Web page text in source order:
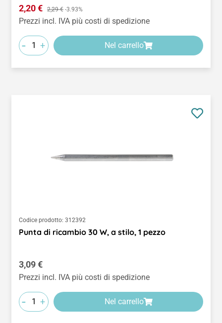
Prezzo di vendita:
2,20 € Prezzo normale:
2,29 € -3.93%
Prezzi incl. IVA più costi di spedizione
- + Nel carrello
Codice prodotto: 312392
Punta di ricambio 30 W, a stilo, 1 pezzo
Prezzo normale:
3,09 €
Prezzi incl. IVA più costi di spedizione
- + Nel carrello